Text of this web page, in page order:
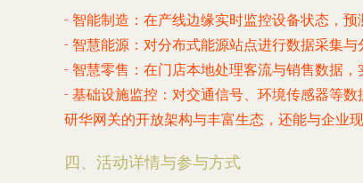
- 智能制造 ：在产线边缘实时监控设备状态，
- 智慧能源 ：对分布式能源站点进行数据采集
- 智慧零售 ：在门店本地处理客流与销售数据
- 基础设施监控 ：对交通信号、环境传感器等
研华网关的开放架构与丰富生态，还能与企业
四、活动详情与参与方式